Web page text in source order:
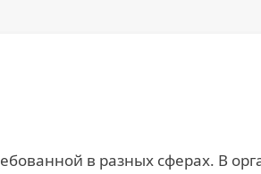
в разных сферах. В